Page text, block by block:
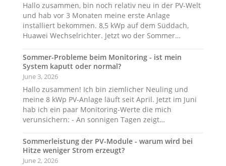
Hallo zusammen, bin noch relativ neu in der PV-Welt
und hab vor 3 Monaten meine erste Anlage
installiert bekommen. 8,5 kWp auf dem Süddach,
Huawei Wechselrichter. Jetzt wo der Sommer…
Sommer-Probleme beim Monitoring - ist mein
System kaputt oder normal?
June 3, 2026
Hallo zusammen! Ich bin ziemlicher Neuling und
meine 8 kWp PV-Anlage läuft seit April. Jetzt im Juni
hab ich ein paar Monitoring-Werte die mich
verunsichern: - An sonnigen Tagen zeigt…
Sommerleistung der PV-Module - warum wird bei
Hitze weniger Strom erzeugt?
June 2, 2026